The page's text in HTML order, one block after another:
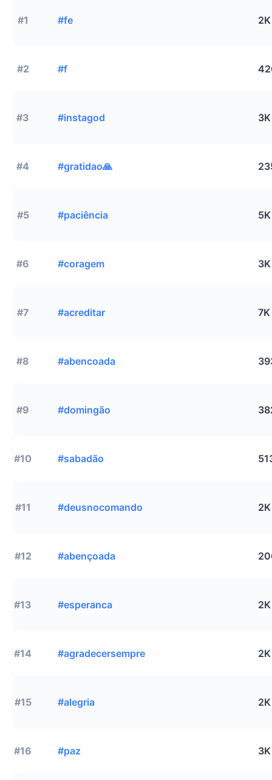
#1 #fe 2K
#2 #f
#3 #instagod 3K
#4 #gratidao🙏
#5 #paciência 5K
#6 #coragem 3K
#7 #acreditar 7K
#8 #abencoada
#9 #domingão
#10 #sabadão
#11 #deusnocomando 2K
#12 #abençoada
#13 #esperanca 2K
#14 #agradecersempre 2K
#15 #alegria 2K
#16 #paz 3K